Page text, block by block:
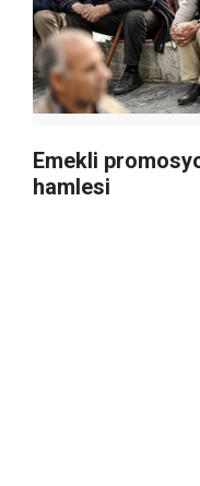
Emekli
hamlesi